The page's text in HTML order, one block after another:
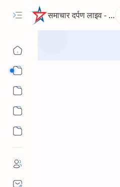
समाचार दर्पण लाइव - द न्यूज पोर्टल